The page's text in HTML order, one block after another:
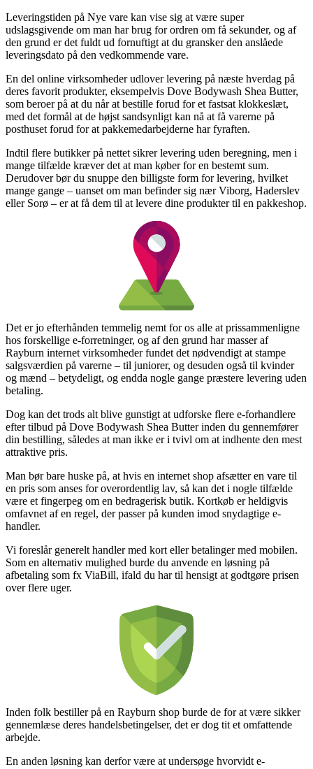
Leveringstiden på Nye vare kan vise sig at være super
udslagsgivende om man har brug for ordren om få sekunder, og af
den grund er det fuldt ud fornuftigt at du gransker den anslåede
leveringsdato på den vedkommende vare.
En del online virksomheder udlover levering på næste hverdag på
deres favorit produkter, eksempelvis Dove Bodywash Shea Butter,
som beroer på at du når at bestille forud for et fastsat klokkeslæt,
med det formål at de højst sandsynligt kan nå at få varerne på
posthuset forud for at pakkemedarbejderne har fyraften.
Indtil flere butikker på nettet sikrer levering uden beregning, men i
mange tilfælde kræver det at man køber for en bestemt sum.
Derudover bør du snuppe den billigste form for levering, hvilket
mange gange – uanset om man befinder sig nær Viborg, Haderslev
eller Sorø – er at få dem til at levere dine produkter til en pakkeshop.
Det er jo efterhånden temmelig nemt for os alle at prissammenligne
hos forskellige e-forretninger, og af den grund har masser af
Rayburn internet virksomheder fundet det nødvendigt at stampe
salgsværdien på varerne – til juniorer, og desuden også til kvinder
og mænd – betydeligt, og endda nogle gange præstere levering uden
betaling.
Dog kan det trods alt blive gunstigt at udforske flere e-forhandlere
efter tilbud på Dove Bodywash Shea Butter inden du gennemfører
din bestilling, således at man ikke er i tvivl om at indhente den mest
attraktive pris.
Man bør bare huske på, at hvis en internet shop afsætter en vare til
en pris som anses for overordentlig lav, så kan det i nogle tilfælde
være et fingerpeg om en bedragerisk butik. Kortkøb er heldigvis
omfavnet af en regel, der passer på kunden imod snydagtige e-
handler.
Vi foreslår generelt handler med kort eller betalinger med mobilen.
Som en alternativ mulighed burde du anvende en løsning på
afbetaling som fx ViaBill, ifald du har til hensigt at godtgøre prisen
over flere uger.
Inden folk bestiller på en Rayburn shop burde de for at være sikker
gennemlæse deres handelsbetingelser, det er dog tit et omfattende
arbejde.
En anden løsning kan derfor være at undersøge hvorvidt e-